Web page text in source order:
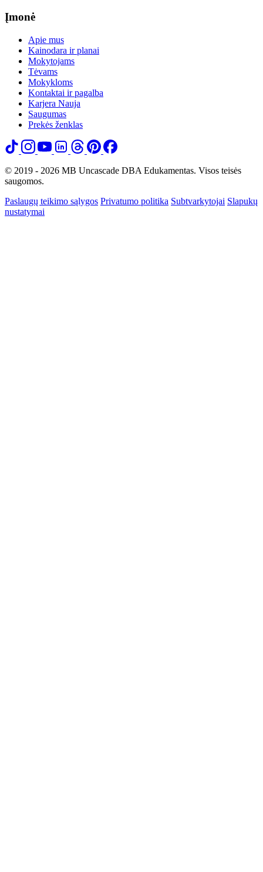
Įmonė
Apie mus
Kainodara ir planai
Mokytojams
Tėvams
Mokykloms
Kontaktai ir pagalba
Karjera Nauja
Saugumas
Prekės ženklas
© 2019 - 2026 MB Uncascade DBA Edukamentas. Visos teisės
saugomos.
Paslaugų teikimo sąlygos Privatumo politika Subtvarkytojai Slapukų
nustatymai